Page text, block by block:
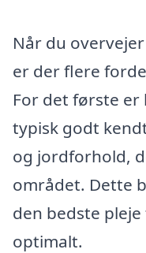
Når du overvejer
er der flere
For det første er
typisk godt
og jordforhold,
området. Dette
den bedste
optimalt.